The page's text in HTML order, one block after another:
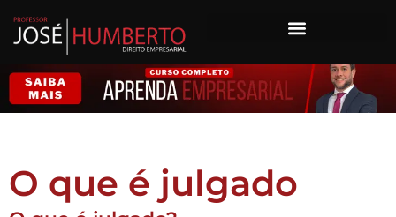
O que é julgado